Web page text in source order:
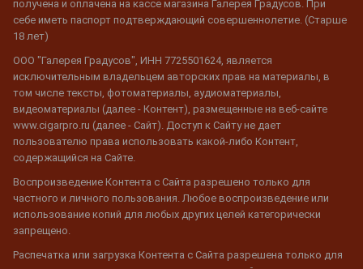
получена и оплачена на кассе магазина Галерея Градусов. При
себе иметь паспорт подтверждающий совершеннолетие. (Старше
18 лет)
ООО "Галерея Градусов", ИНН 7725501624, является
исключительным владельцем авторских прав на материалы, в
том числе тексты, фотоматериалы, аудиоматериалы,
видеоматериалы (далее - Контент), размещенные на веб-сайте
www.cigarpro.ru (далее - Сайт). Доступ к Сайту не дает
пользователю права использовать какой-либо Контент,
содержащийся на Сайте.
Воспроизведение Контента с Сайта разрешено только для
частного и личного пользования. Любое воспроизведение или
использование копий для любых других целей категорически
запрещено.
Распечатка или загрузка Контента с Сайта разрешена только для